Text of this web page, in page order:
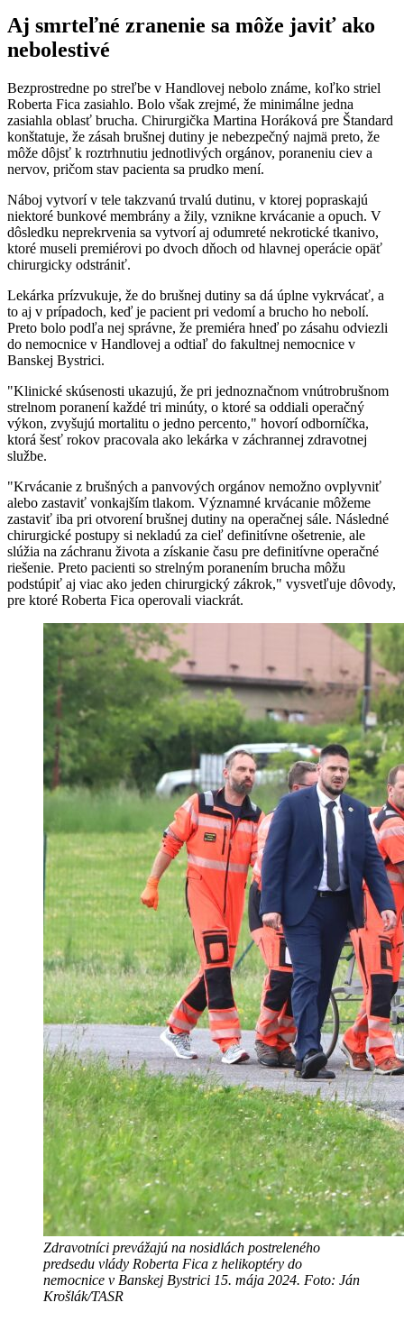
Aj smrteľné zranenie sa môže javiť ako
nebolestivé
Bezprostredne po streľbe v Handlovej nebolo známe, koľko striel
Roberta Fica zasiahlo. Bolo však zrejmé, že minimálne jedna
zasiahla oblasť brucha. Chirurgička Martina Horáková pre Štandard
konštatuje, že zásah brušnej dutiny je nebezpečný najmä preto, že
môže dôjsť k roztrhnutiu jednotlivých orgánov, poraneniu ciev a
nervov, pričom stav pacienta sa prudko mení.
Náboj vytvorí v tele takzvanú trvalú dutinu, v ktorej popraskajú
niektoré bunkové membrány a žily, vznikne krvácanie a opuch. V
dôsledku neprekrvenia sa vytvorí aj odumreté nekrotické tkanivo,
ktoré museli premiérovi po dvoch dňoch od hlavnej operácie opäť
chirurgicky odstrániť.
Lekárka prízvukuje, že do brušnej dutiny sa dá úplne vykrvácať, a
to aj v prípadoch, keď je pacient pri vedomí a brucho ho nebolí.
Preto bolo podľa nej správne, že premiéra hneď po zásahu odviezli
do nemocnice v Handlovej a odtiaľ do fakultnej nemocnice v
Banskej Bystrici.
"Klinické skúsenosti ukazujú, že pri jednoznačnom vnútrobrušnom
strelnom poranení každé tri minúty, o ktoré sa oddiali operačný
výkon, zvyšujú mortalitu o jedno percento," hovorí odborníčka,
ktorá šesť rokov pracovala ako lekárka v záchrannej zdravotnej
službe.
"Krvácanie z brušných a panvových orgánov nemožno ovplyvniť
alebo zastaviť vonkajším tlakom. Významné krvácanie môžeme
zastaviť iba pri otvorení brušnej dutiny na operačnej sále. Následné
chirurgické postupy si nekladú za cieľ definitívne ošetrenie, ale
slúžia na záchranu života a získanie času pre definitívne operačné
riešenie. Preto pacienti so strelným poranením brucha môžu
podstúpiť aj viac ako jeden chirurgický zákrok," vysvetľuje dôvody,
pre ktoré Roberta Fica operovali viackrát.
Zdravotníci prevážajú na nosidlách postreleného
predsedu vlády Roberta Fica z helikoptéry do
nemocnice v Banskej Bystrici 15. mája 2024. Foto: Ján
Krošlák/TASR